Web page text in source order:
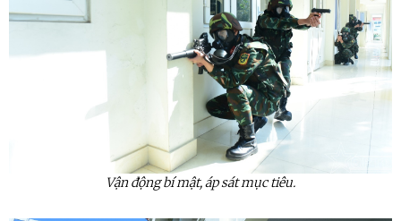
Vận động bí mật, áp sát mục tiêu.